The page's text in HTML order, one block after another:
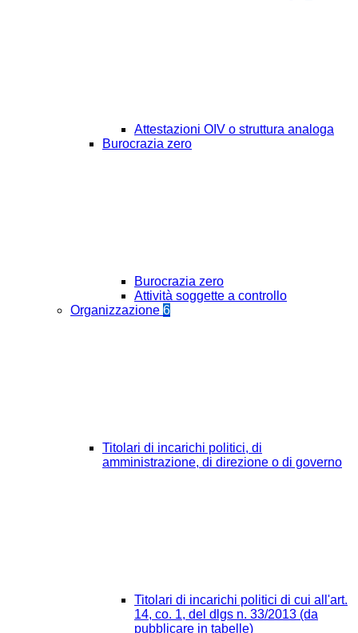
Attestazioni OIV o struttura analoga
Burocrazia zero
Burocrazia zero
Attività soggette a controllo
Organizzazione 6
Titolari di incarichi politici, di
amministrazione, di direzione o di governo
Titolari di incarichi politici di cui all'art.
14, co. 1, del dlgs n. 33/2013 (da
pubblicare in tabelle)